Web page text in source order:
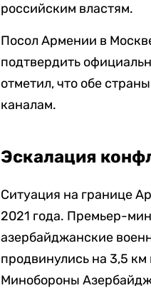
российским властям.
Посол Армении в
подтвердить
отметил, что обе
каналам.
Эскалация
Ситуация на границе
2021 года. Премьер-
азербайджанские
продвинулись на 3,5
Минобороны